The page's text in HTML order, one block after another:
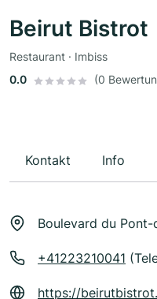
Beirut Bistrot
Restaurant · Imbiss
0.0
(0
Kontakt Info
Boulevard du
+41223210041
https://